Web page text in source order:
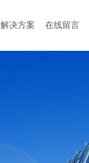
解决方案 在线留言